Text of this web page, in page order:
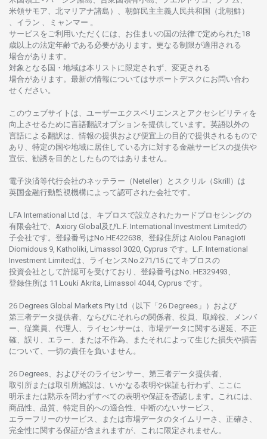
米領サモア、 北マリアナ諸島）、 朝鮮民主主義人民共和国
（北朝鮮）
、イラン 、ミャンマー 。
サービスをご利用いただくには、お住まいの国の法律で定められた 18
歳以上の法定年齢である必要があります。 更なる制限が適用さ れる
場合があります。
対象となる 国 ・ 地域は本 リストに限定さ れず、 変更さ れる
場合があります。 最新の情報についてはサポートデスクにお 問い合わ
せくださ い。
このウェブサイトは、 ユーザーエクスペリエンスと アクセシビリティを
向上さ せるために言語翻訳オプションを提供しています。 英語以外の
言語による翻訳は、 情報の提供および便宜上の 目的で提供さ れるもので
あり、 特定の国や地域に居住している方に対する金融サービスの提供や
宣伝、 勧誘を 目的としたものではありません。
電子決済等代行会社のネッテラー （Neteller）と スクリル （Skrill）は
英国金融行動監視機構によって認可さ れた会社です。
LFA International Ltd は、 キプロスで設立さ れた カードプロセシングの
有限会社で、Axiory Global 及びL.F. International Investment Limitedの
子会社です。 登録番号はNo.HE422638、 登録住所は Aiolou Panagioti
Diomidous 9, Katholiki, Limassol 3020, Cyprus です。L.F. International
Investment Limitedは、 ライセンスNo.271/15 にてキプロスの
投資会社として許認可を受けており、 登録番号はNo. HE329493、
登録住所は 11 Louki Akrita, Limassol 4044, Cyprus です。
26 Degrees Global Markets Pty Ltd（以下「26 Degrees」） および
第三者データ提供者、ならびにそれらの関係者、役員、取締役、メンバ
ー、従業員、代理人、ライセンサーは、 市場データに関する遅延、不正
確、誤り、エラー、
または不作為、 またそれによって生じた損失や損害
について、 一切の責任を負いません。
26 Degrees、 およびそのライセンサー、 第三者データ提供者、
取引所または取引所施設は、いかなる表明や保証も行わず、 ここに
明示または黙示を 問わずすべての表明や保証を否認し ます。 これには、
商品性、品質、 特定目的への適合性、 中断のないサービス、
エラーフリーのサービス、 または市場データのタイムリーさ、正確さ、
完全性に関する保証が含まれますが、これに限定さ れません。